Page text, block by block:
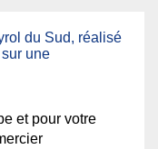
et pour votre